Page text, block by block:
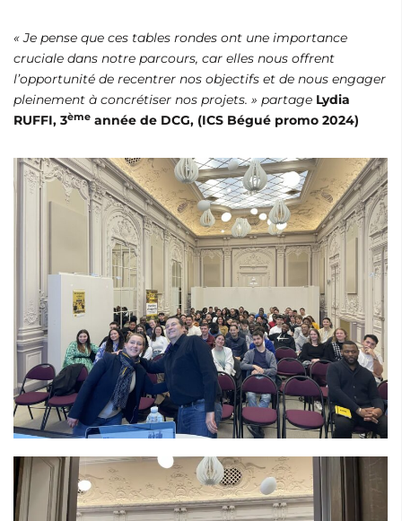
« Je pense que ces tables rondes ont une importance
cruciale dans notre parcours, car elles nous offrent
l’opportunité de recentrer nos objectifs et de nous engager
pleinement à concrétiser nos projets. » partage Lydia
RUFFI, 3ème année de DCG, (ICS Bégué promo 2024)